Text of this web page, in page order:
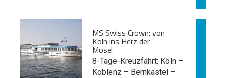
MS Swiss Crown: von
Köln ins Herz der
Mosel
8-Tage-Kreuzfahrt: Köln –
Koblenz – Bernkastel –